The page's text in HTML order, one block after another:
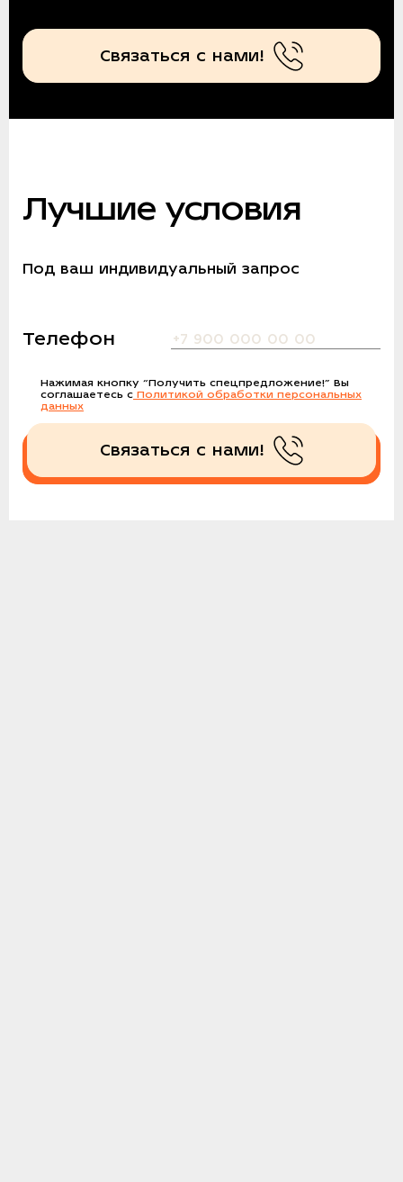
Связаться с нами!
Лучшие условия
Под ваш индивидуальный запрос
Телефон
Нажимая кнопку “Получить спецпредложение!” Вы
соглашаетесь с Политикой обработки персональных
данных
Получить спецпредложение!
Связаться с нами!